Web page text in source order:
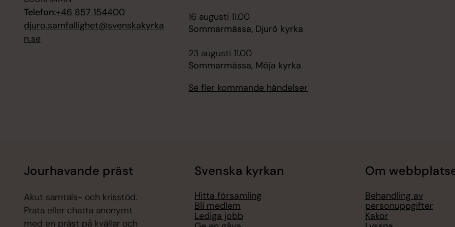
Telefon:+46 857 154400
djuro.samfallighet@svenskakyrka
n.se
16 augusti 11.00
Sommarmässa, Djurö kyrka
23 augusti 11.00
Sommarmässa, Möja kyrka
Se fler kommande händelser
Jourhavande präst
Akut samtals- och krisstöd.
Prata eller chatta anonymt
med en präst på kvällar och
Svenska kyrkan
Hitta församling
Bli medlem
Lediga jobb
Om
Behandling av
personuppgifter
Kakor